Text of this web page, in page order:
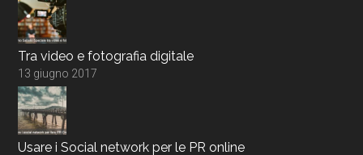
Tra video e fotografia digitale
13 giugno 2017
Usare i Social network per le PR online